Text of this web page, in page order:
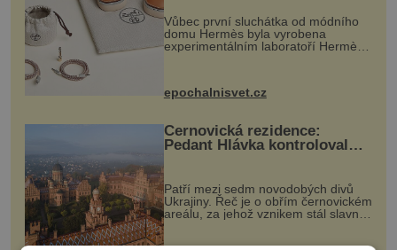
Vůbec první sluchátka od módního
domu Hermès byla vyrobena
experimentálním laboratoří Hermès
kovový...
epochalnisvet.cz
Černovická rezidence:
Pedant Hlávka kontroloval
Patří mezi sedm novodobých divů
Ukrajiny. Řeč je o obřím černovickém
areálu, za jehož vznikem stál slavný
český architekt Josef Hlávka. Ten si
na něm dal mimořádně záležet. Jeho